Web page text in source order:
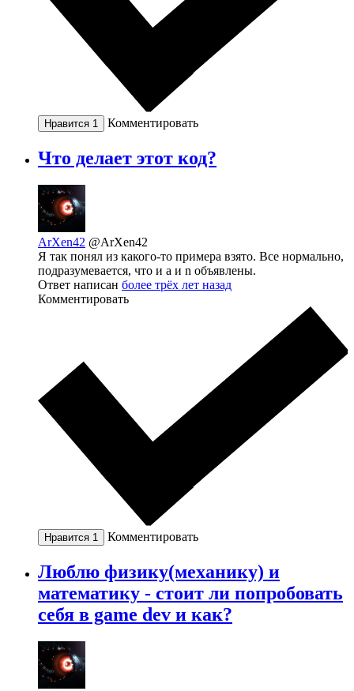
Нравится 1 Комментировать
Что делает этот код?
ArXen42 @ArXen42
Я так понял из какого-то примера взято. Все нормально,
подразумевается, что и a и n объявлены.
Ответ написан более трёх лет назад
Комментировать
Нравится 1 Комментировать
Люблю физику(механику) и
математику - стоит ли попробовать
себя в game dev и как?